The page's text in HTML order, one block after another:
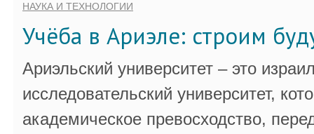
НАУКА И ТЕХНОЛОГИИ
Учёба в Ариэле: строим
Ариэльский университет – это
исследовательский университет,
академическое превосходство,